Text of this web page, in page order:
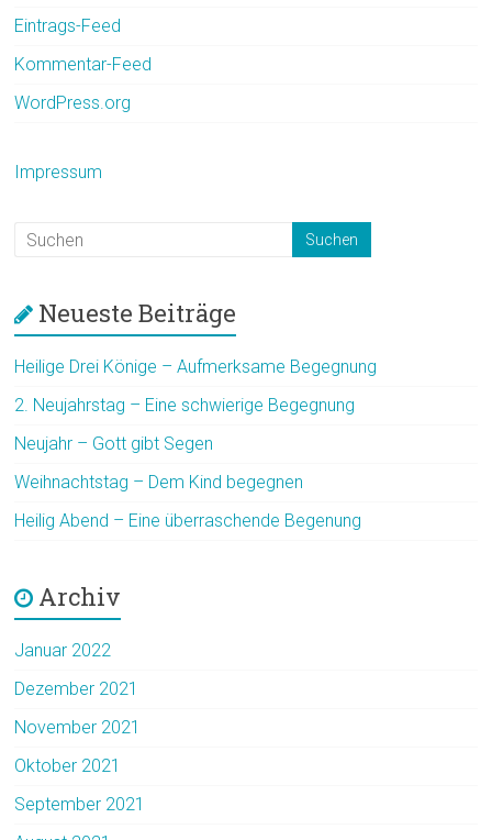
Eintrags-Feed
Kommentar-Feed
WordPress.org
Impressum
Neueste Beiträge
Heilige Drei Könige – Aufmerksame Begegnung
2. Neujahrstag – Eine schwierige Begegnung
Neujahr – Gott gibt Segen
Weihnachtstag – Dem Kind begegnen
Heilig Abend – Eine überraschende Begenung
Archiv
Januar 2022
Dezember 2021
November 2021
Oktober 2021
September 2021